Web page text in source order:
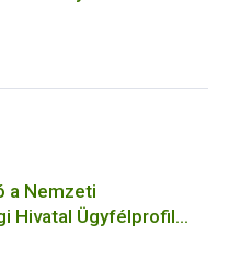
a Nemzeti
Hivatal Ügyfélprofil
termékek